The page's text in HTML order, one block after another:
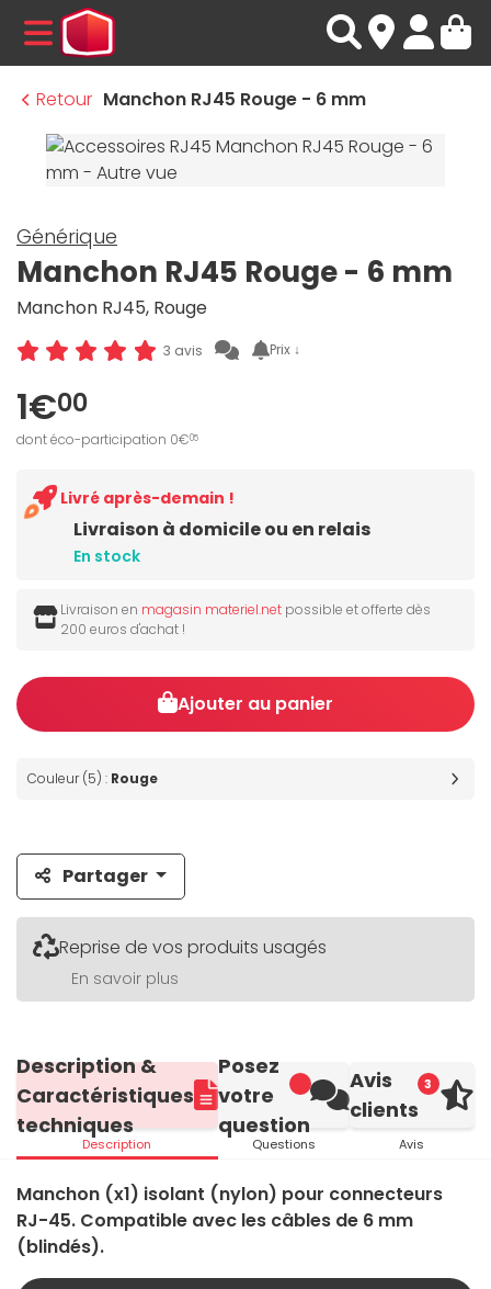
MENU
Retour Manchon RJ45 Rouge - 6 mm
Générique
Manchon RJ45 Rouge - 6 mm
Manchon RJ45, Rouge
3 avis Prix ↓
1€00
dont éco-participation 0€05
Livraison à domicile ou en relais
En stock
Livré après-demain !
Livraison en magasin materiel.net possible et offerte dès
200 euros d'achat !
Ajouter au panier
Couleur (5) : Rouge
Partager
Reprise de vos produits usagés
En savoir plus
Description &
Caractéristiques
techniques
Description
Posez
votre
question
Questions
3
Avis
clients
Avis
Manchon (x1) isolant (nylon) pour connecteurs
RJ-45. Compatible avec les câbles de 6 mm
(blindés).